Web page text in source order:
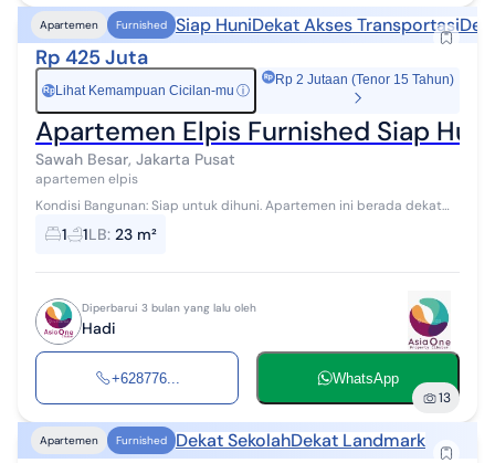
Apartemen Furnished Siap HuniDekat Akses Transportasi
Rp 425 Juta
Rp Lihat Kemampuan Cicilan-mu ⓘ
Rp 2 Jutaan (Tenor 15 Tahun)
Apartemen Elpis Furnished Siap
Sawah Besar, Jakarta Pusat
apartemen elpis
Kondisi Bangunan: Siap untuk dihuni. Apartemen ini berada dekat
dengan pusat perbelanjaan Mangga Dua, Pasar Baru, Glodok, Mega
Glodok Kemayoran, Ca...
1 1LB: 23 m²
Diperbarui 3 bulan yang lalu oleh
Hadi
+628776... WhatsApp
13
Apartemen Furnished Dekat SekolahDekat Landmark